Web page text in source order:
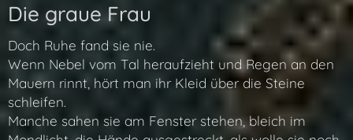
Die graue Frau
Doch Ruhe fand sie nie.
Wenn Nebel vom Tal heraufzieht und Regen an den
Mauern rinnt, hört man ihr Kleid über die Steine
schleifen.
Manche sahen sie am Fenster stehen, bleich im